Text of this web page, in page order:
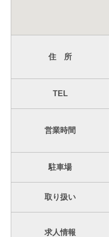
住 所
TEL
営業時間
駐車場
取り扱い
求人情報